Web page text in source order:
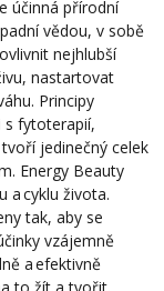
účinná přírodní
vědou, v sobě
nejhlubší
nastartovat
Principy
s fytoterapií,
jedinečný celek
Energy Beauty
a cyklu života.
tak, aby se
vzájemně
a efektivně